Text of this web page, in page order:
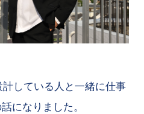
している人と一緒に仕事
になりました。